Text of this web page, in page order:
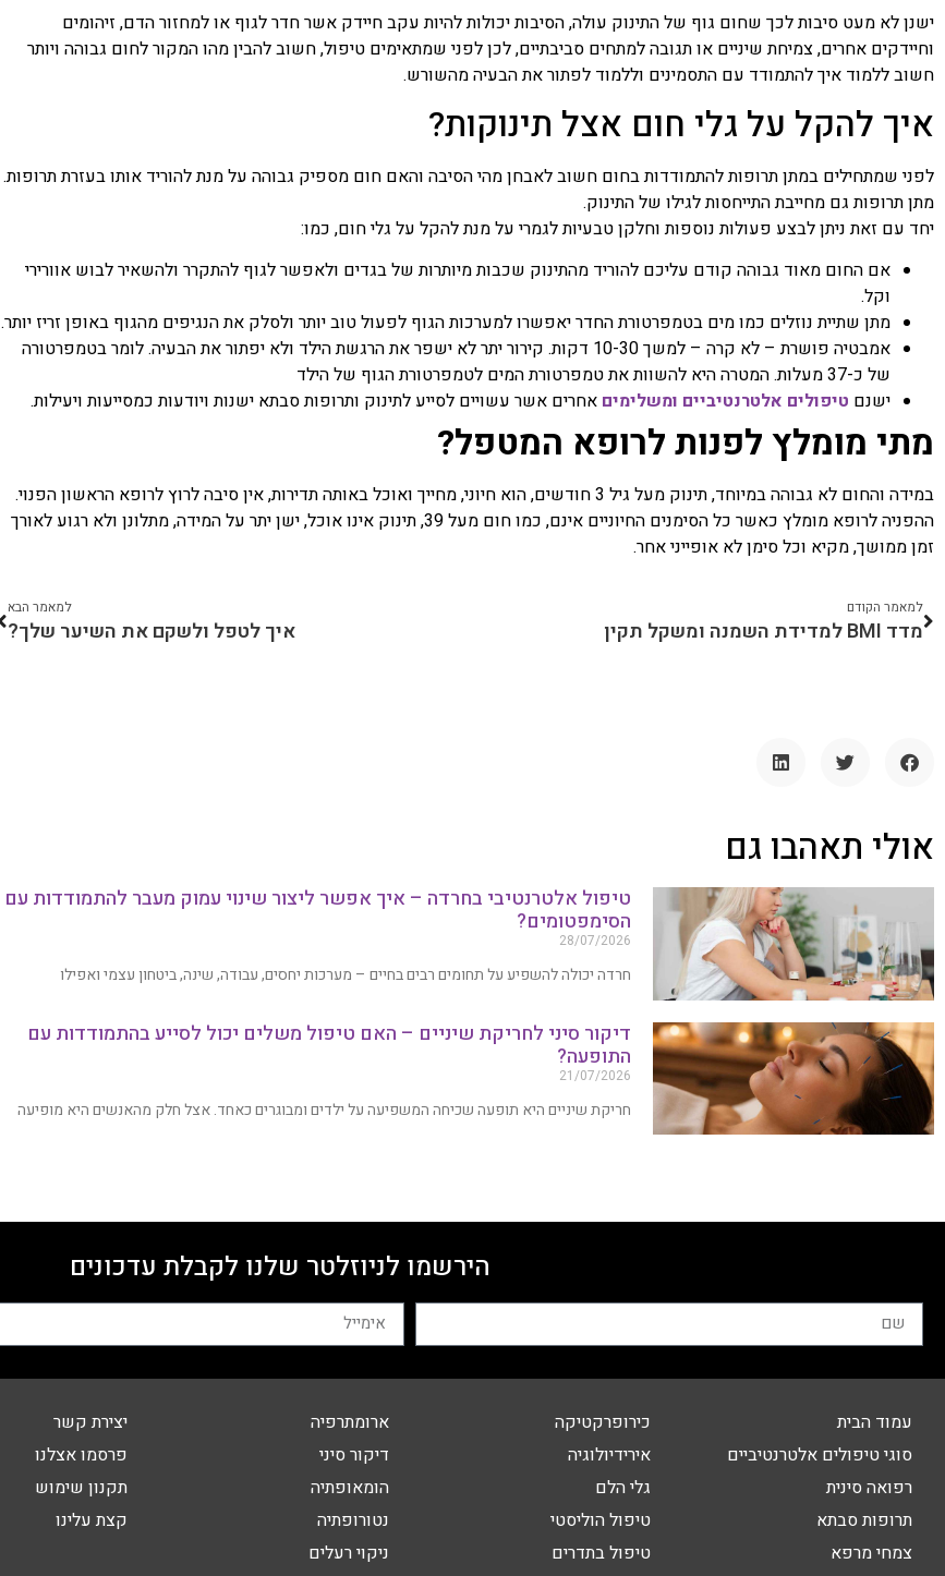
ישנן לא מעט סיבות לכך שחום גוף של התינוק עולה, הסיבות יכולות להיות עקב חיידק אשר חדר לגוף או למחזור הדם, זיהומים
וחיידקים אחרים, צמיחת שיניים או תגובה למתחים סביבתיים, לכן לפני שמתאימים טיפול, חשוב להבין מהו המקור לחום גבוהה ויותר
חשוב ללמוד איך להתמודד עם התסמינים וללמוד לפתור את הבעיה מהשורש.
איך להקל על גלי חום אצל תינוקות?
לפני שמתחילים במתן תרופות להתמודדות בחום חשוב לאבחן מהי הסיבה והאם חום מספיק גבוהה על מנת להוריד אותו בעזרת תרופות.
מתן תרופות גם מחייבת התייחסות לגילו של התינוק.
יחד עם זאת ניתן לבצע פעולות נוספות וחלקן טבעיות לגמרי על מנת להקל על גלי חום, כמו:
אם החום מאוד גבוהה קודם עליכם להוריד מהתינוק שכבות מיותרות של בגדים ולאפשר לגוף להתקרר ולהשאיר לבוש אוורירי
וקל.
מתן שתיית נוזלים כמו מים בטמפרטורת החדר יאפשרו למערכות הגוף לפעול טוב יותר ולסלק את הנגיפים מהגוף באופן זריז יותר.
אמבטיה פושרת – לא קרה – למשך 10-30 דקות. קירור יתר לא ישפר את הרגשת הילד ולא יפתור את הבעיה. לומר בטמפרטורה
של כ-37 מעלות. המטרה היא להשוות את טמפרטורת המים לטמפרטורת הגוף של הילד
ישנם טיפולים אלטרנטיביים ומשלימים אחרים אשר עשויים לסייע לתינוק ותרופות סבתא ישנות ויודעות כמסייעות ויעילות.
מתי מומלץ לפנות לרופא המטפל?
במידה והחום לא גבוהה במיוחד, תינוק מעל גיל 3 חודשים, הוא חיוני, מחייך ואוכל באותה תדירות, אין סיבה לרוץ לרופא הראשון הפנוי.
ההפניה לרופא מומלץ כאשר כל הסימנים החיוניים אינם, כמו חום מעל 39, תינוק אינו אוכל, ישן יתר על המידה, מתלונן ולא רגוע לאורך
זמן ממושך, מקיא וכל סימן לא אופייני אחר.
למאמר הקודם
מדד BMI למדידת השמנה ומשקל תקין
למאמר הבא
איך לטפל ולשקם את השיער שלך?
אולי תאהבו גם
טיפול אלטרנטיבי בחרדה – איך אפשר ליצור שינוי עמוק מעבר להתמודדות עם
הסימפטומים?
28/07/2026
חרדה יכולה להשפיע על תחומים רבים בחיים – מערכות יחסים, עבודה, שינה, ביטחון עצמי ואפילו
דיקור סיני לחריקת שיניים – האם טיפול משלים יכול לסייע בהתמודדות עם
התופעה?
21/07/2026
חריקת שיניים היא תופעה שכיחה המשפיעה על ילדים ומבוגרים כאחד. אצל חלק מהאנשים היא מופיעה
הירשמו לניוזלטר שלנו לקבלת עדכונים
עמוד הבית
סוגי טיפולים אלטרנטיביים
רפואה סינית
תרופות סבתא
צמחי מרפא
כירופרקטיקה
אירידיולוגיה
גלי הלם
טיפול הוליסטי
טיפול בתדרים
ארומתרפיה
דיקור סיני
הומאופתיה
נטורופתיה
ניקוי רעלים
יצירת קשר
פרסמו אצלנו
תקנון שימוש
קצת עלינו